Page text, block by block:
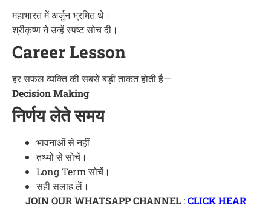
महाभारत में अर्जुन भ्रमित थे।
श्रीकृष्ण ने उन्हें स्पष्ट सोच दी।
Career Lesson
हर सफल व्यक्ति की सबसे बड़ी ताकत होती है—
Decision Making
निर्णय लेते समय
भावनाओं से नहीं
तथ्यों से सोचें।
Long Term सोचें।
सही सलाह लें।
JOIN OUR WHATSAPP CHANNEL:CLICK HEAR